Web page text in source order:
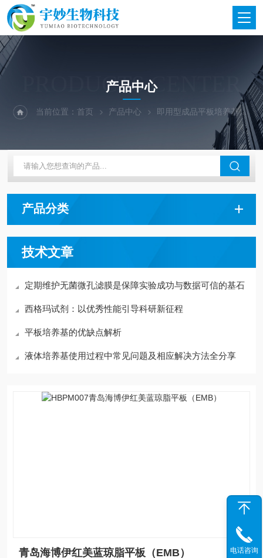
PRODUCTS CENTER
产品中心
当前位置：首页 产品中心 即用型成品平板培养基
产品分类
技术文章
定期维护无菌微孔滤膜是保障实验成功与数据可信的基石
西格玛试剂：以优秀性能引导科研新征程
平板培养基的优缺点解析
液体培养基使用过程中常见问题及相应解决方法全分享
青岛海博伊红美蓝琼脂平板（EMB） 电话咨询